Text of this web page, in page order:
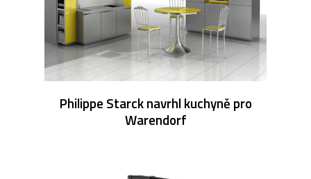
Philippe Starck navrhl kuchyně pro
Warendorf